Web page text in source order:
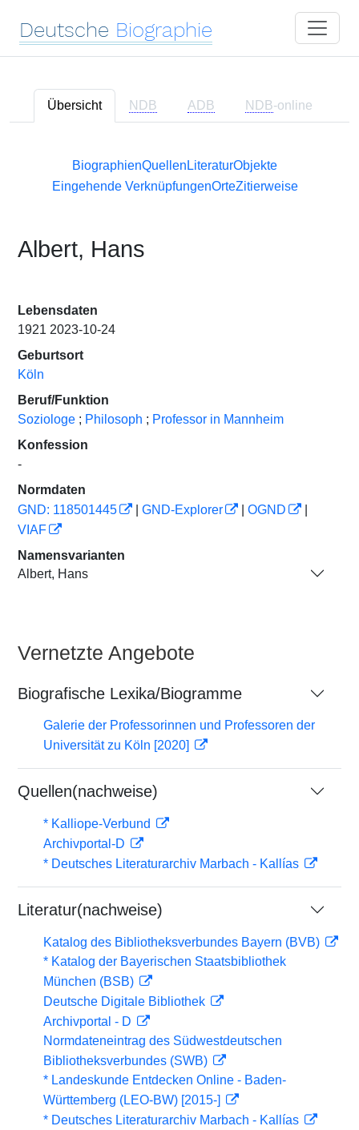
Deutsche Biographie
Übersicht NDB ADB NDB-online
BiographienQuellen LiteraturObjekte
Eingehende VerknüpfungenOrteZitierweise
Albert, Hans
Lebensdaten
1921 2023-10-24
Geburtsort
Köln
Beruf/Funktion
Soziologe ; Philosoph ; Professor in Mannheim
Konfession
-
Normdaten
GND: 118501445
GND-Explorer OGND
VIAF
Namensvarianten
Albert, Hans
Vernetzte Angebote
Biografische Lexika/Biogramme
Galerie der Professorinnen und Professoren der
Universität zu Köln [2020]
Quellen(nachweise)
* Kalliope-Verbund
Archivportal-D
* Deutsches Literaturarchiv Marbach - Kallías
Literatur(nachweise)
Katalog des Bibliotheksverbundes Bayern (BVB)
* Katalog der Bayerischen Staatsbibliothek
München (BSB)
Deutsche Digitale Bibliothek
Archivportal - D
Normdateneintrag des Südwestdeutschen
Bibliotheksverbundes (SWB)
* Landeskunde Entdecken Online - Baden-
Württemberg (LEO-BW) [2015-]
* Deutsches Literaturarchiv Marbach - Kallías